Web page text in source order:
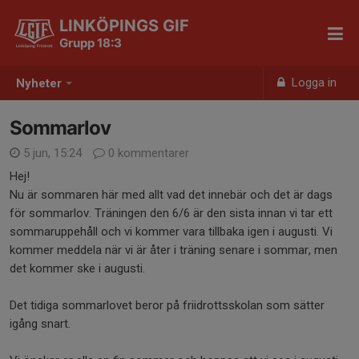
Nyheter Logga in
LINKÖPINGS GIF
Grupp 18:3
Sommarlov
5 jun, 15:24
0 kommentarer
Hej!
Nu är sommaren här med allt vad det innebär och det är dags
för sommarlov. Träningen den 6/6 är den sista innan vi tar ett
sommaruppehåll och vi kommer vara tillbaka igen i augusti. Vi
kommer meddela när vi är åter i träning senare i sommar, men
det kommer ske i augusti.
Det tidiga sommarlovet beror på friidrottsskolan som sätter
igång snart.